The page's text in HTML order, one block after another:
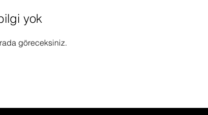
yok
göreceksiniz.